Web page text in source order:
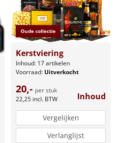
Oude collectie
Kerstviering
Inhoud: 17 artikelen
Voorraad: Uitverkocht
20,- per stuk
22,25 incl. BTW Inhoud
Vergelijken
Verlanglijst